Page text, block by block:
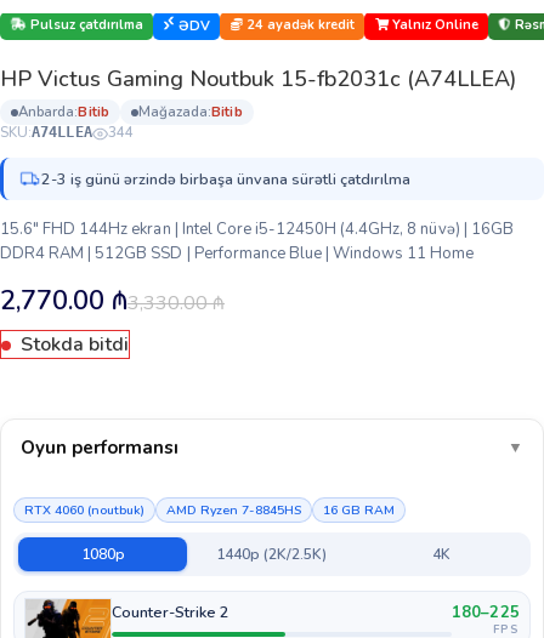
Pulsuz çatdırılma ƏDV 24 ayadək kredit Yalnız Online
HP Victus Gaming Noutbuk 15-fb2031c (A74LLEA)
anbarda: bi̇ti̇b mağazada: bi̇ti̇b
SKU:A74LLEA 344
2-3 iş günü ərzində birbaşa ünvana sürətli çatdırılma
15.6″ FHD 144Hz ekran | Intel Core i5-12450H (4.4GHz, 8 nüvə) | 16GB
DDR4 RAM | 512GB SSD | Performance Blue | Windows 11 Home​
3,330.00₼
2,770.00 ₼
Stokda bitdi
Oyun performansı ▼
RTX 4060 (noutbuk) AMD Ryzen 7-8845HS 16 GB RAM
1080p 1440p (2K/2.5K) 4K
Counter-Strike 2 180–225
FPS